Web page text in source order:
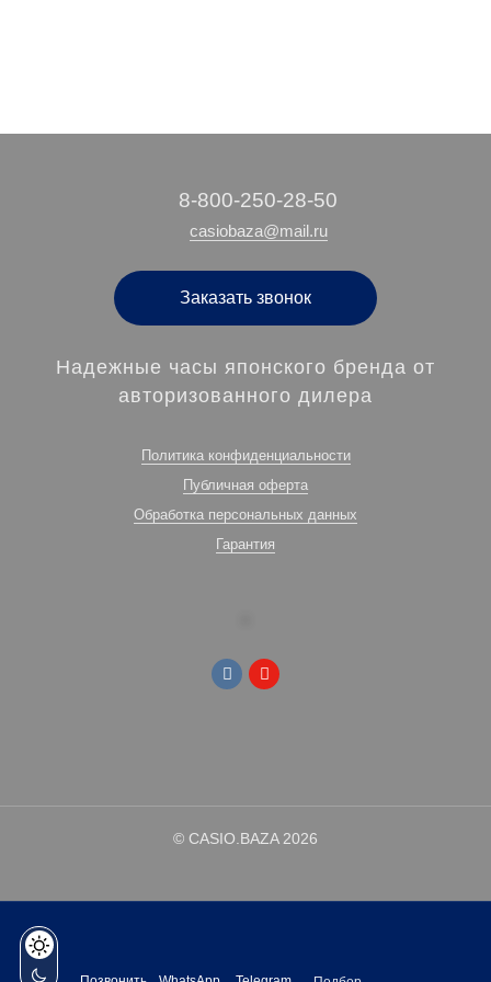
‭8-800-250-28-50
casiobaza@mail.ru
Заказать звонок
Надежные часы японского бренда от
авторизованного дилера
Политика конфиденциальности
Публичная оферта
Обработка персональных данных
Гарантия
© CASIO.BAZA 2026